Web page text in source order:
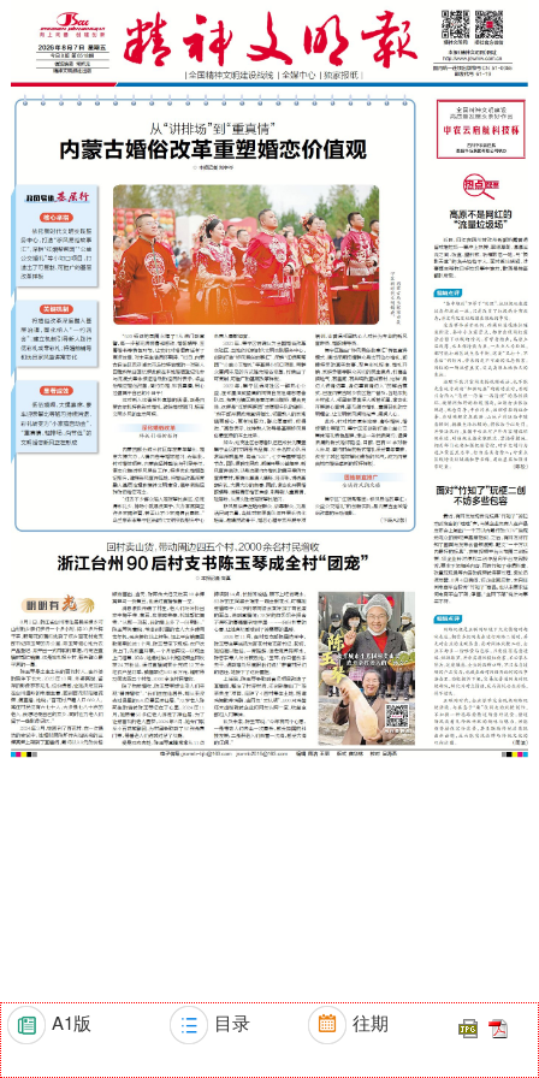
A1版 目录 往期